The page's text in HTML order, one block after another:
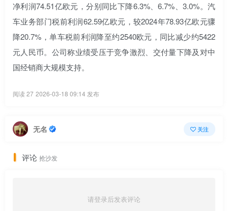
净利润74.51亿欧元，分别同比下降6.3%、6.7%、3.0%。汽
车业务部门税前利润62.59亿欧元，较2024年78.93亿欧元骤
降20.7%，单车税前利润降至约2540欧元，同比减少约5422
元人民币。公司称业绩受压于竞争激烈、交付量下降及对中
国经销商大规模支持。
阅读 27 2026-03-18 09:14 发布
无名 关注
评论 抢沙发
请登录后发表评论